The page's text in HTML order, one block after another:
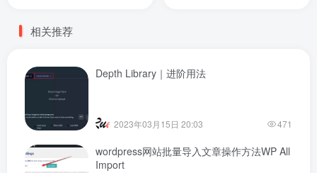
相关推荐
Depth Library｜进阶用法
2023年03月15日 20:03 471
wordpress网站批量导入文章操作方法WP All
Import